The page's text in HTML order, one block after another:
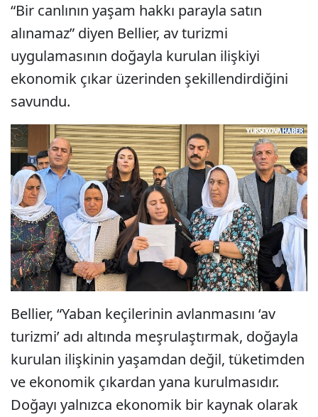
“Bir canlının yaşam hakkı parayla satın
alınamaz” diyen Bellier, av turizmi
uygulamasının doğayla kurulan ilişkiyi
ekonomik çıkar üzerinden şekillendirdiğini
savundu.
Bellier, “Yaban keçilerinin avlanmasını ‘av
turizmi’ adı altında meşrulaştırmak, doğayla
kurulan ilişkinin yaşamdan değil, tüketimden
ve ekonomik çıkardan yana kurulmasıdır.
Doğayı yalnızca ekonomik bir kaynak olarak